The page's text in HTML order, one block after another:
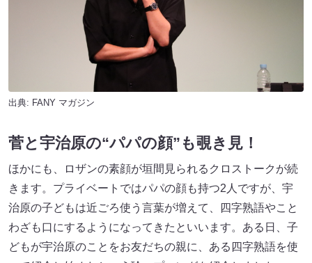
出典: FANY マガジン
菅と宇治原の“パパの顔”も覗き見！
ほかにも、ロザンの素顔が垣間見られるクロストークが続
きます。プライベートではパパの顔も持つ2人ですが、宇
治原の子どもは近ごろ使う言葉が増えて、四字熟語やこと
わざも口にするようになってきたといいます。ある日、子
どもが宇治原のことをお友だちの親に、ある四字熟語を使